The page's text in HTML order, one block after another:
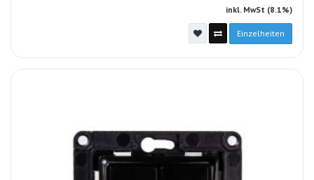
inkl. MwSt (8.1%)
Einzelheiten